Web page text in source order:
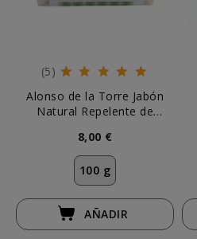
(5)
Alonso de la Torre Jabón
Natural Repelente de
8,00 €
100 g
AÑADIR